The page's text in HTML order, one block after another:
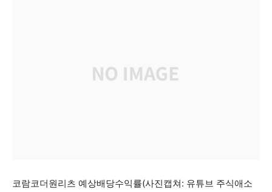
코람코더원리츠 예상배당수익률(사진캡쳐: 유튜브 주식애소